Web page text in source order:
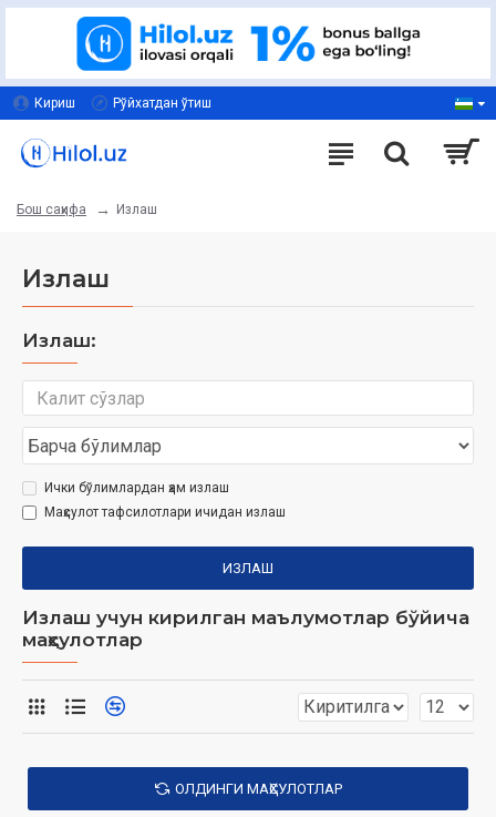
Кириш Рўйхатдан ўтиш
Бош саҳифа Излаш
Излаш
Излаш:
Ички бўлимлардан ҳам излаш
Маҳсулот тафсилотлари ичидан излаш
ИЗЛАШ
Излаш учун кирилган маълумотлар бўйича
маҳсулотлар
ОЛДИНГИ МАҲСУЛОТЛАР